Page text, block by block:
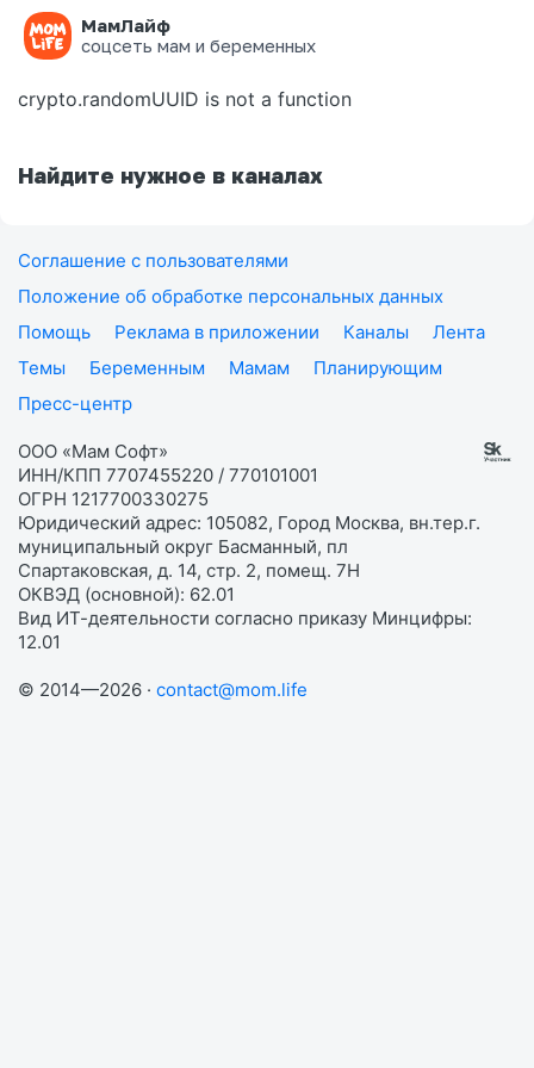
МамЛайф
соцсеть мам и беременных
Ошибка на странице
crypto.randomUUID is not a function
Найдите нужное в каналах
Соглашение с пользователями
Положение об обработке персональных данных
Помощь
Реклама в приложении Каналы
Лента
Темы
Беременным Мамам
Планирующим
Пресс-центр
ООО «Мам Софт»
ИНН/КПП 7707455220 / 770101001
ОГРН 1217700330275
Юридический адрес: 105082, Город Москва, вн.тер.г.
муниципальный округ Басманный, пл
Спартаковская, д. 14, стр. 2, помещ. 7Н
ОКВЭД (основной): 62.01
Вид ИТ-деятельности согласно приказу Минцифры:
12.01
© 2014—2026 · contact@mom.life